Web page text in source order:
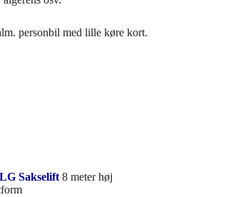
personbil med lille køre kort.
Sakselift 8 meter høj